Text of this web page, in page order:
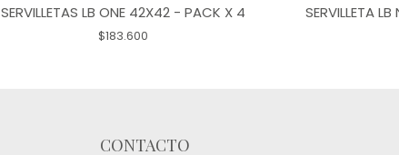
SERVILLETAS LB ONE 42X42 - PACK X 4
$183.600
SERVILLETA
CONTACTO